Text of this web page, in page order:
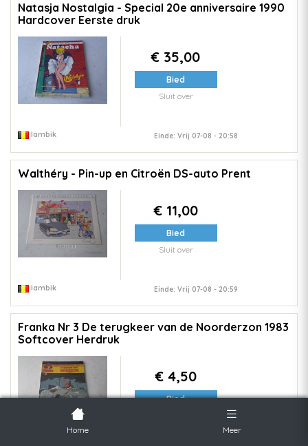
Natasja Nostalgia - Special 20e anniversaire 1990
Hardcover Eerste druk
€ 35,00
Bied
Sluit over
lambik Einde: Vrij 07-08 - 20:58
Walthéry - Pin-up en Citroën DS-auto Prent
€ 11,00
Bied
Sluit over
lambik Einde: Vrij 07-08 - 20:59
Franka Nr 3 De terugkeer van de Noorderzon 1983
Softcover Herdruk
€ 4,50
Bied
Home
Meer